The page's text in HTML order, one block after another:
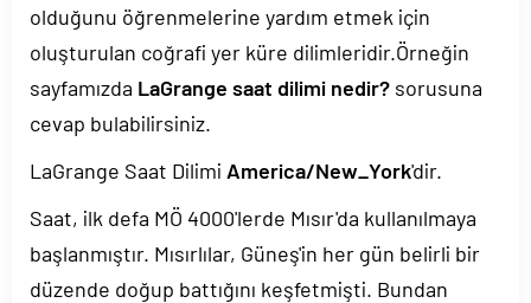
olduğunu öğrenmelerine yardım etmek için
oluşturulan coğrafi yer küre dilimleridir.Örneğin
sayfamızda LaGrange saat dilimi nedir? sorusuna
cevap bulabilirsiniz.
LaGrange Saat Dilimi America/New_York'dir.
Saat, ilk defa MÖ 4000'lerde Mısır'da kullanılmaya
başlanmıştır. Mısırlılar, Güneş'in her gün belirli bir
düzende doğup battığını keşfetmişti. Bundan